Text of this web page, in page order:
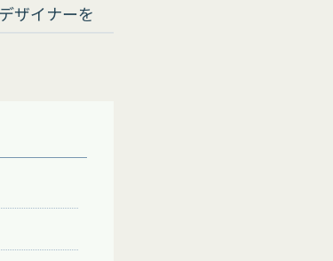
ザイナーを